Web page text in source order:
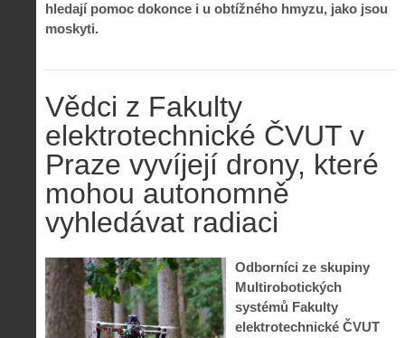
hledají pomoc dokonce i u obtížného hmyzu, jako jsou
moskyti.
Vědci z Fakulty
elektrotechnické ČVUT v
Praze vyvíjejí drony, které
mohou autonomně
vyhledávat radiaci
Odborníci ze skupiny
Multirobotických
systémů Fakulty
elektrotechnické ČVUT